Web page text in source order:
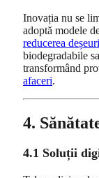
Inovația nu se
adoptă modele
reducerea
biodegradabile
transformând
afaceri.
4.
4.1 Soluții